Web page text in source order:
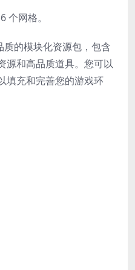
个网格。
质的模块化资源包，包含
源和高品质道具。您可以
填充和完善您的游戏环